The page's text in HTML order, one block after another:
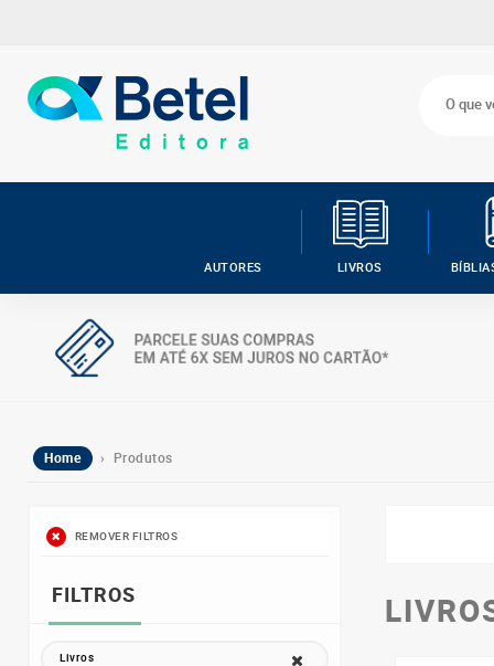
AUTORES LIVROS
Home › Produtos
REMOVER FILTROS
FILTROS
Livros